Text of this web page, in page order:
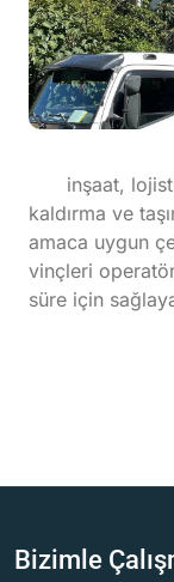
inşaat,
kaldırma ve
amaca uygun
vinçleri
süre için
Bizimle